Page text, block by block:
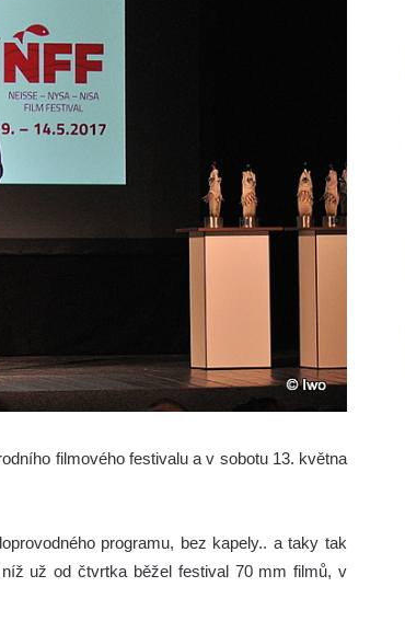
filmového festivalu a v sobotu 13. května
programu, bez kapely.. a taky tak
už od čtvrtka běžel festival 70 mm filmů, v